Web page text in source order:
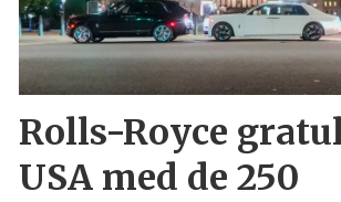
Rolls-Royce
USA med de 250